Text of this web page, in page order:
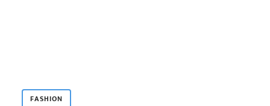
FASHION